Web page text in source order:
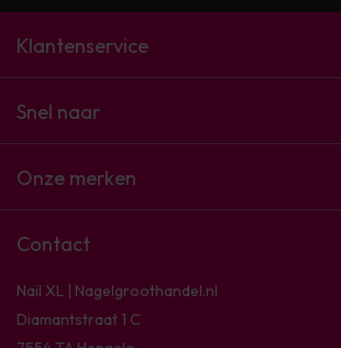
Klantenservice
Snel naar
Onze merken
Contact
Nail XL | Nagelgroothandel.nl
Diamantstraat 1 C